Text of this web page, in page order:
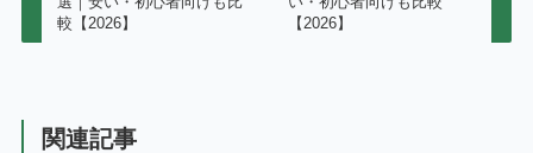
較【2026】
【2026】
関連記事